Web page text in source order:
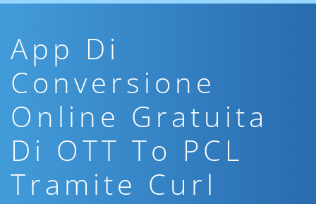
App Di
Conversione
Online Gratuita
Di OTT To PCL
Tramite Curl